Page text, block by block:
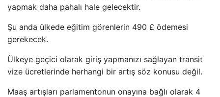
yapmak daha pahalı hale gelecektir.
Şu anda ülkede eğitim görenlerin 490 £ ödemesi
gerekecek.
Ülkeye geçici olarak giriş yapmanızı sağlayan transit
vize ücretlerinde herhangi bir artış söz konusu değil.
Maaş artışları parlamentonun onayına bağlı olarak 4